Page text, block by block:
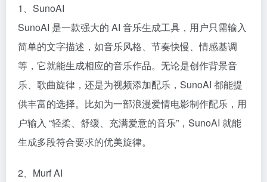
1、SunoAI​
SunoAI 是一款强大的 AI 音乐生成工具，用户只需输入
简单的文字描述，如音乐风格、节奏快慢、情感基调
等，它就能生成相应的音乐作品。无论是创作背景音
乐、歌曲旋律，还是为视频添加配乐，SunoAI 都能提
供丰富的选择。比如为一部浪漫爱情电影制作配乐，用
户输入 “轻柔、舒缓、充满爱意的音乐”，SunoAI 就能
生成多段符合要求的优美旋律。​
2、Murf AI​